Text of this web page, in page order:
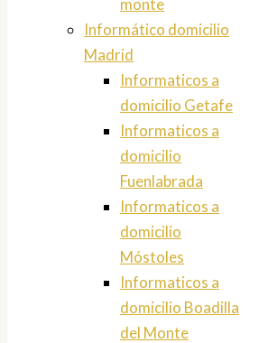
monte
Informático domicilio
Madrid
Informaticos a
domicilio Getafe
Informaticos a
domicilio
Fuenlabrada
Informaticos a
domicilio
Móstoles
Informaticos a
domicilio Boadilla
del Monte